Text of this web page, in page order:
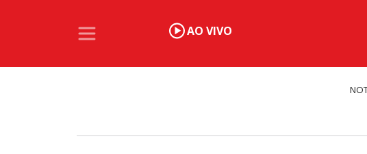
AO VIVO